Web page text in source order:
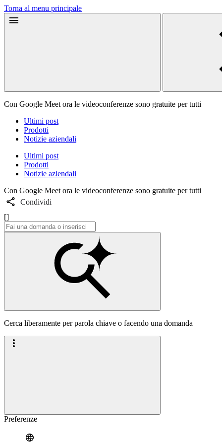
Torna al menu principale
Con Google Meet ora le videoconferenze sono gratuite per tutti
Ultimi post
Prodotti
Notizie aziendali
Ultimi post
Prodotti
Notizie aziendali
Con Google Meet ora le videoconferenze sono gratuite per tutti
Condividi
[]
Cerca liberamente per parola chiave o facendo una domanda
Preferenze